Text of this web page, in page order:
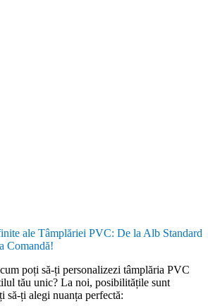
ale Tâmplăriei PVC: De la Alb Standard
Comandă!
poți să-ți personalizezi tâmplăria PVC
tău unic? La noi, posibilitățile sunt
să-ți alegi nuanța perfectă: